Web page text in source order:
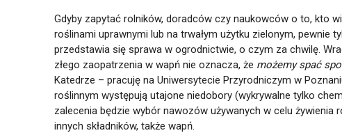
Gdyby zapytać rolników, doradców czy naukowców o to, kto
roślinami uprawnymi lub na trwałym użytku zielonym, pewnie
przedstawia się sprawa w ogrodnictwie, o czym za chwilę.
złego zaopatrzenia w wapń nie oznacza, że możemy spać
Katedrze – pracuję na Uniwersytecie Przyrodniczym w
roślinnym występują utajone niedobory (wykrywalne tylko
zalecenia będzie wybór nawozów używanych w celu
innych składników, także wapń.